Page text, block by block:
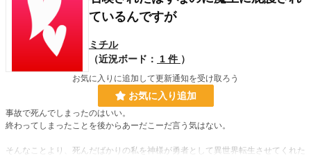
ているんですが
ミチル
（近況ボード：
1 件 ）
お気に入りに追加して更新通知を受け取ろう
お気に入り追加
事故で死んでしまったのはいい。
終わってしまったことを後からあーだこーだ言う気はない。
そんなことより、死んだばかりの私を神様が勇者として異世界転生させてくれた